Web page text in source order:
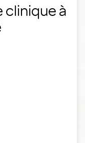
clinique à